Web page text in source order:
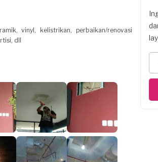
vinyl, kelistrikan, perbaikan/renovasi
dll